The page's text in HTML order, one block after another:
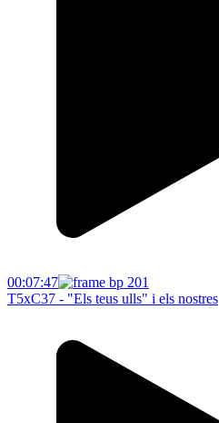
00:07:47
T5xC37 - "Els teus ulls" i els nostres